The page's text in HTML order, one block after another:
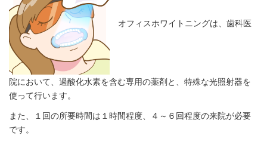
オフィスホワイトニングは、歯科医
院において、過酸化水素を含む専用の薬剤と、特殊な光照射器を
使って行います。
また、１回の所要時間は１時間程度、４～６回程度の来院が必要
です。